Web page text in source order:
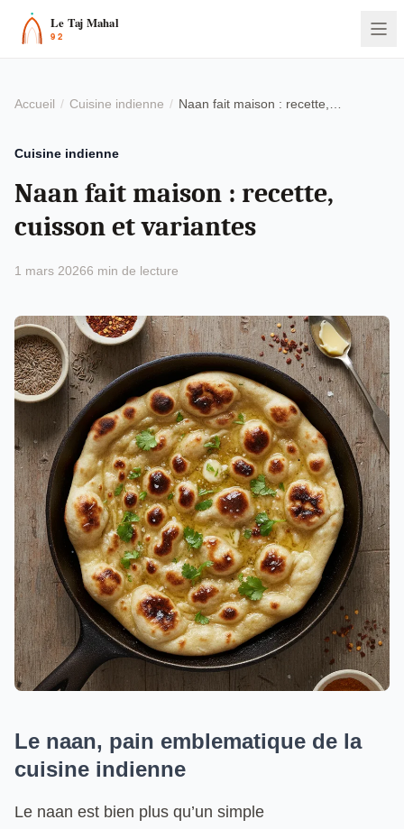
Accueil Cuisine indienne Naan fait maison : recette, cuisson et variantes
Cuisine indienne
Naan fait maison : recette,
cuisson et variantes
1 mars 20266 min de lecture
Le naan, pain emblematique de la
cuisine indienne
Le naan est bien plus qu’un simple